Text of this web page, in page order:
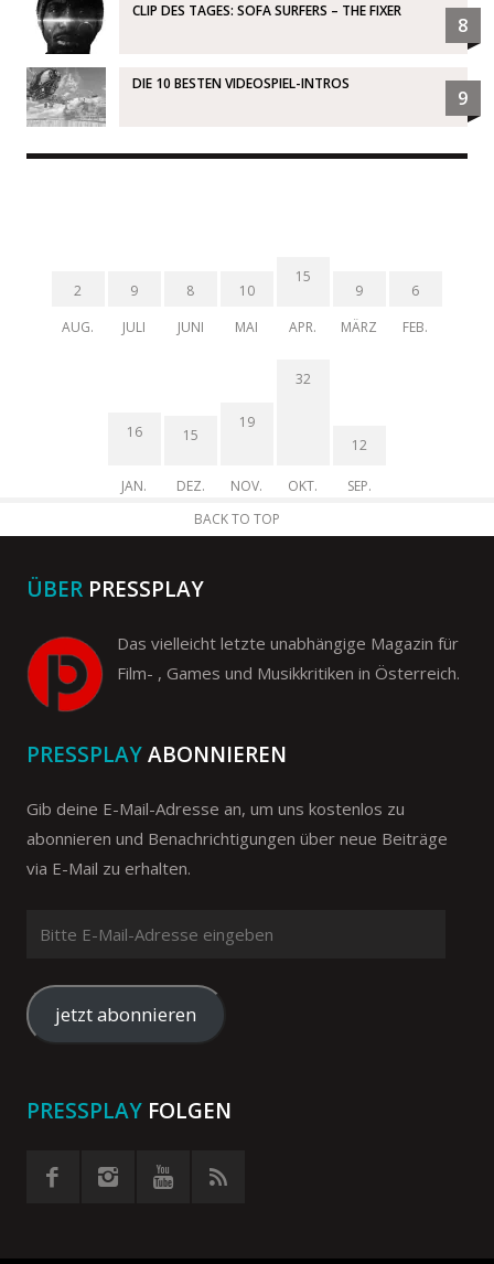
CLIP DES TAGES: SOFA SURFERS – THE FIXER
8
DIE 10 BESTEN VIDEOSPIEL-INTROS
9
2
AUG.
9
JULI
8
JUNI
10
MAI
15
APR.
9
MÄRZ
6
FEB.
16
JAN.
15
DEZ.
19
NOV.
32
OKT.
12
SEP.
BACK TO TOP
ÜBER PRESSPLAY
Das vielleicht letzte unabhängige Magazin für
Film- , Games und Musikkritiken in Österreich.
PRESSPLAYABONNIEREN
Gib deine E-Mail-Adresse an, um uns kostenlos zu
abonnieren und Benachrichtigungen über neue Beiträge
via E-Mail zu erhalten.
Mail-
Adresse
eingeben
jetzt abonnieren
PRESSPLAY FOLGEN